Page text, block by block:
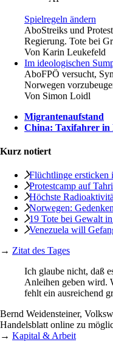
Spielregeln ändern
AboStreiks und
Regierung. Tote bei
Von Karin Leukefeld
Im ideologischen
AboFPÖ versucht,
Norwegen
Von Simon Loidl
Migrantenaufstand
China: Taxifahrer in
Kurz notiert
Flüchtlinge ersticken
Protestcamp auf
Höchste
Norwegen:
19 Tote bei Gewalt
Venezuela will
→ Zitat des Tages
Ich glaube nicht, daß
Anleihen geben wird.
fehlt ein ausreichend
Bernd Weidensteiner,
Handelsblatt online zu
→ Kapital & Arbeit